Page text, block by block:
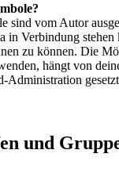
sind vom Autor
in Verbindung stehen
zu können. Die
hängt von
Administration
und